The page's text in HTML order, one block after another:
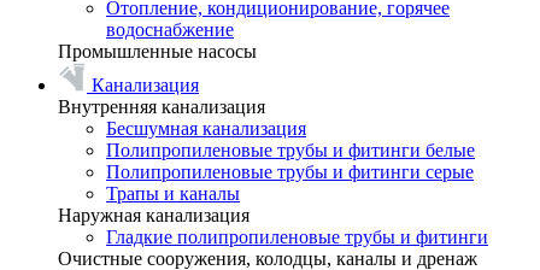
Отопление, кондиционирование, горячее
водоснабжение
Промышленные насосы
Канализация
Внутренняя канализация
Бесшумная канализация
Полипропиленовые трубы и фитинги белые
Полипропиленовые трубы и фитинги серые
Трапы и каналы
Наружная канализация
Гладкие полипропиленовые трубы и фитинги
Очистные сооружения, колодцы, каналы и дренаж